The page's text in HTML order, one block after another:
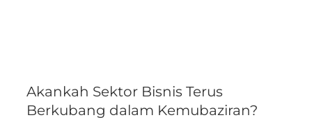
Akankah Sektor Bisnis Terus
Berkubang dalam Kemubaziran?